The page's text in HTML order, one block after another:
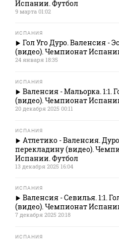
Испании. Футбол
9 марта 01:02
ИСПАНИЯ
Гол Уго Дуро. Валенсия -
(видео). Чемпионат
24 января 18:35
ИСПАНИЯ
Валенсия - Мальорка. 1:1.
(видео). Чемпионат
20 декабря 2025 00:11
ИСПАНИЯ
Атлетико - Валенсия.
перекладину (видео).
Испании. Футбол
13 декабря 2025 16:04
ИСПАНИЯ
Валенсия - Севилья. 1:1.
(видео). Чемпионат
7 декабря 2025 20:18
ИСПАНИЯ